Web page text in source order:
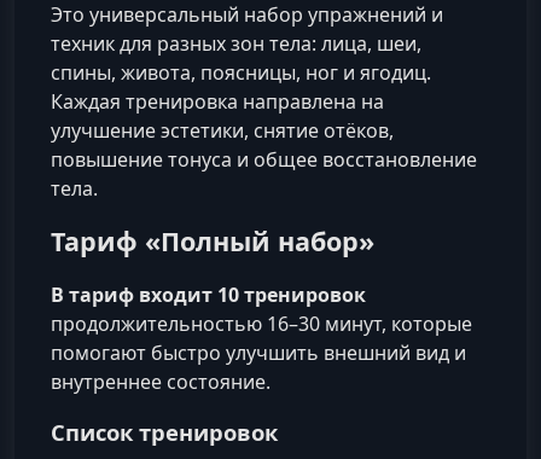
Это универсальный набор упражнений и
техник для разных зон тела: лица, шеи,
спины, живота, поясницы, ног и ягодиц.
Каждая тренировка направлена на
улучшение эстетики, снятие отёков,
повышение тонуса и общее восстановление
тела.
Тариф «Полный набор»
В тариф входит 10 тренировок
продолжительностью 16–30 минут, которые
помогают быстро улучшить внешний вид и
внутреннее состояние.
Список тренировок